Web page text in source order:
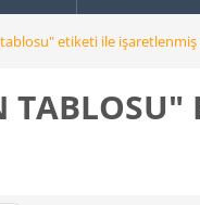
tablosu" etiketi ile